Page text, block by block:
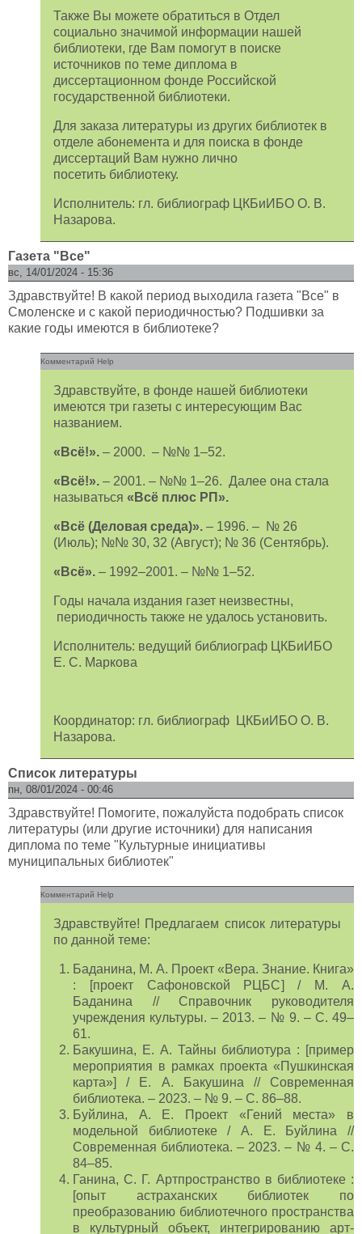
Также Вы можете обратиться в Отдел
социально значимой информации нашей
библиотеки, где Вам помогут в поиске
источников по теме диплома в
диссертационном фонде Российской
государственной библиотеки.
Для заказа литературы из других библиотек в
отделе абонемента и для поиска в фонде
диссертаций Вам нужно лично
посетить библиотеку.
Исполнитель: гл. библиограф ЦКБиИБО О. В.
Назарова.
Газета "Все"
вс, 14/01/2024 - 15:36
Здравствуйте! В какой период выходила газета "Все" в
Смоленске и с какой периодичностью? Подшивки за
какие годы имеются в библиотеке?
Комментарий Help
Здравствуйте, в фонде нашей библиотеки
имеются три газеты с интересующим Вас
названием.
«Всё!». – 2000. – №№ 1–52.
«Всё!». – 2001. – №№ 1–26. Далее она стала
называться «Всё плюс РП».
«Всё (Деловая среда)». – 1996. – № 26
(Июль); №№ 30, 32 (Август); № 36 (Сентябрь).
«Всё». – 1992–2001. – №№ 1–52.
Годы начала издания газет неизвестны,
периодичность также не удалось установить.
Исполнитель: ведущий библиограф ЦКБиИБО
Е. С. Маркова
Координатор: гл. библиограф ЦКБиИБО О. В.
Назарова.
Список литературы
пн, 08/01/2024 - 00:46
Здравствуйте! Помогите, пожалуйста подобрать список
литературы (или другие источники) для написания
диплома по теме "Культурные инициативы
муниципальных библиотек"
Комментарий Help
Здравствуйте! Предлагаем список литературы
по данной теме:
Баданина, М. А. Проект «Вера. Знание. Книга»
: [проект Сафоновской РЦБС] / М. А.
Баданина // Справочник руководителя
учреждения культуры. – 2013. – № 9. – С. 49–
61.
Бакушина, Е. А. Тайны библиотура : [пример
мероприятия в рамках проекта «Пушкинская
карта»] / Е. А. Бакушина // Современная
библиотека. – 2023. – № 9. – С. 86–88.
Буйлина, А. Е. Проект «Гений места» в
модельной библиотеке / А. Е. Буйлина //
Современная библиотека. – 2023. – № 4. – С.
84–85.
Ганина, С. Г. Артпространство в библиотеке :
[опыт астраханских библиотек по
преобразованию библиотечного пространства
в культурный объект, интегрированию арт-